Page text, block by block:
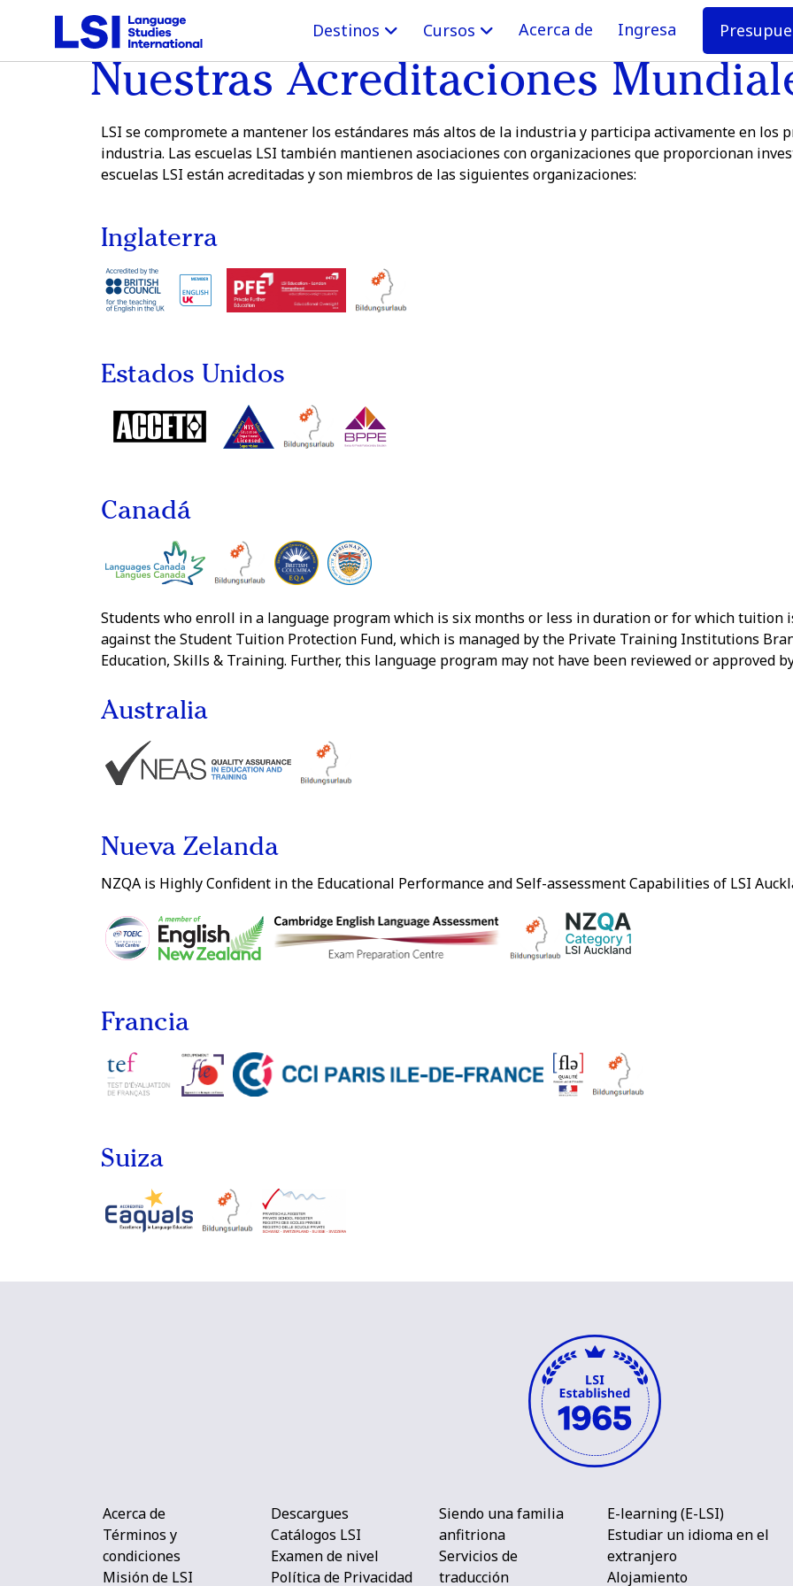
Destinos Cursos Acerca de Ingresa
Nuestras Acreditaciones
LSI se compromete a mantener los estándares más altos de la industria y participa activamente en los
industria. Las escuelas LSI también mantienen asociaciones con organizaciones que proporcionan
escuelas LSI están acreditadas y son miembros de las siguientes organizaciones:
Inglaterra
Estados Unidos
Canadá
Students who enroll in a language program which is six months or less in duration or for which tuition
against the Student Tuition Protection Fund, which is managed by the Private Training Institutions
Education, Skills & Training. Further, this language program may not have been reviewed or approved
Australia
Nueva Zelanda
NZQA is Highly Confident in the Educational Performance and Self-assessment Capabilities of LSI
Francia
Suiza
Acerca de
Términos y
condiciones
Misión de LSI
Descargues
Catálogos LSI
Examen de nivel
Política de Privacidad
Siendo una familia
anfitriona
Servicios de
traducción
E-learning (E-LSI)
Estudiar un idioma en el
extranjero
Alojamiento